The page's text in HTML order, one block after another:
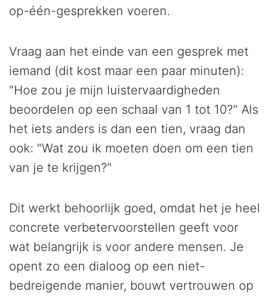
op-één-gesprekken voeren.
Vraag aan het einde van een gesprek met
iemand (dit kost maar een paar minuten):
"Hoe zou je mijn luistervaardigheden
beoordelen op een schaal van 1 tot 10?" Als
het iets anders is dan een tien, vraag dan
ook: "Wat zou ik moeten doen om een tien
van je te krijgen?"
Dit werkt behoorlijk goed, omdat het je heel
concrete verbetervoorstellen geeft voor
wat belangrijk is voor andere mensen. Je
opent zo een dialoog op een niet-
bedreigende manier, bouwt vertrouwen op